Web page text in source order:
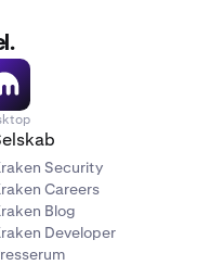
Security
Careers
Blog
Developer